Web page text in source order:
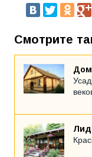
Смотрите